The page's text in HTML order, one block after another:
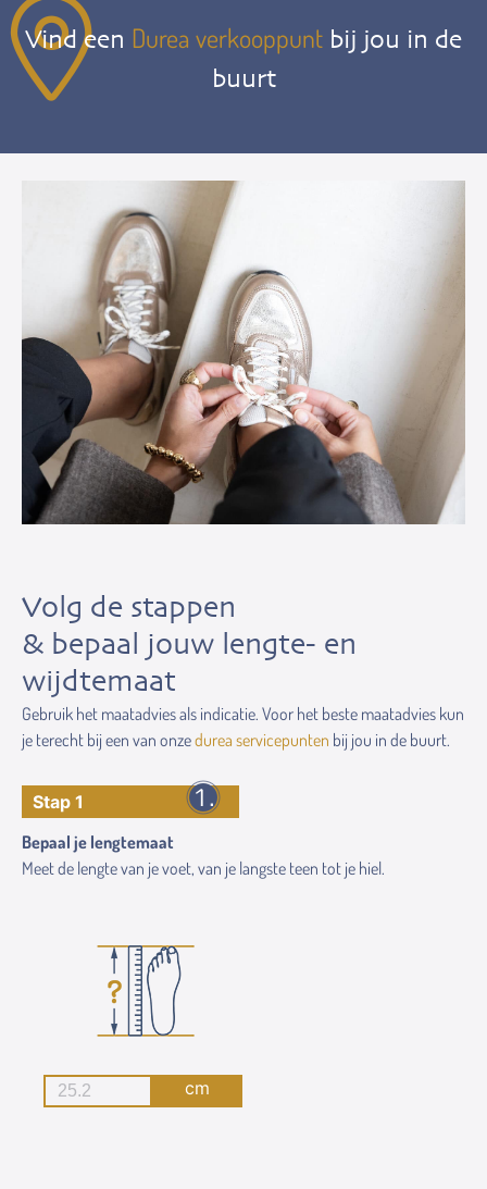
Vind een Durea verkooppunt bij jou in de
buurt
Volg de stappen
& bepaal jouw lengte- en
wijdtemaat
Gebruik het maatadvies als indicatie. Voor het beste maatadvies kun
je terecht bij een van onzedurea servicepunten bij jou in de buurt.
Stap 1
Bepaal je lengtemaat
Meet de lengte van je voet, van je langste teen tot je hiel.
cm